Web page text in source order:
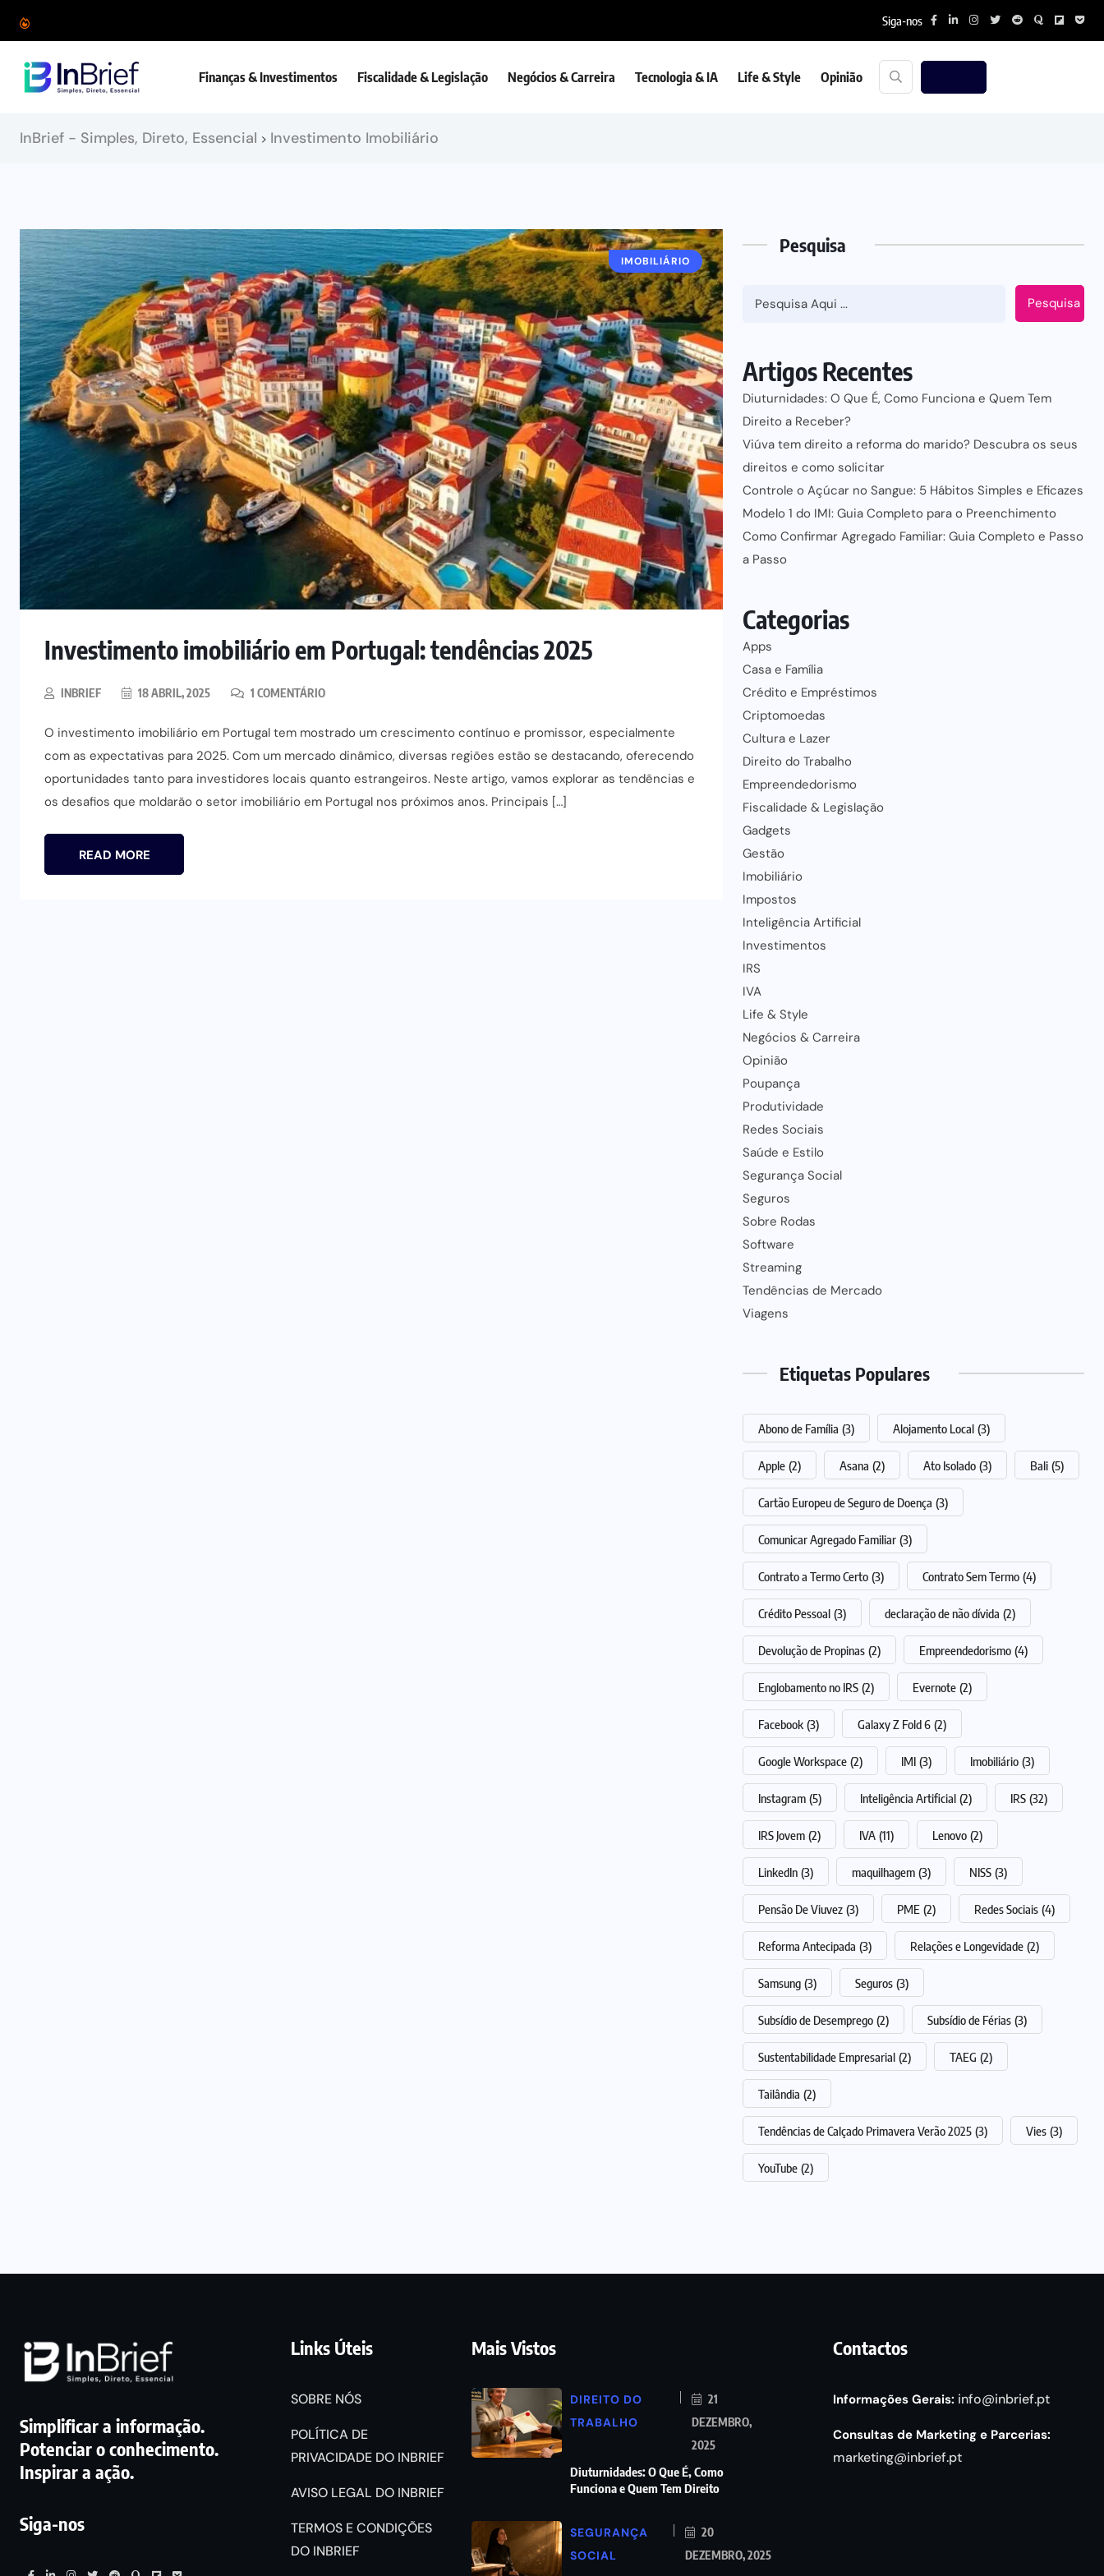
Siga-nos
Finanças & Investimentos Fiscalidade & Legislação Negócios & Carreira Tecnologia & IA Life & Style Opinião
InBrief - Simples, Direto, Essencial > Investimento Imobiliário
IMOBILIÁRIO
Investimento imobiliário em Portugal: tendências 2025
INBRIEF 18 ABRIL, 2025 1 COMENTÁRIO
O investimento imobiliário em Portugal tem mostrado um crescimento contínuo e promissor, especialmente
com as expectativas para 2025. Com um mercado dinâmico, diversas regiões estão se destacando, oferecendo
oportunidades tanto para investidores locais quanto estrangeiros. Neste artigo, vamos explorar as tendências e
os desafios que moldarão o setor imobiliário em Portugal nos próximos anos. Principais […]
READ MORE
Pesquisa
Pesquisa
Artigos Recentes
Diuturnidades: O Que É, Como Funciona e Quem Tem
Direito a Receber?
Viúva tem direito a reforma do marido? Descubra os seus
direitos e como solicitar
Controle o Açúcar no Sangue: 5 Hábitos Simples e Eficazes
Modelo 1 do IMI: Guia Completo para o Preenchimento
Como Confirmar Agregado Familiar: Guia Completo e Passo
a Passo
Categorias
Apps
Casa e Família
Crédito e Empréstimos
Criptomoedas
Cultura e Lazer
Direito do Trabalho
Empreendedorismo
Fiscalidade & Legislação
Gadgets
Gestão
Imobiliário
Impostos
Inteligência Artificial
Investimentos
IRS
IVA
Life & Style
Negócios & Carreira
Opinião
Poupança
Produtividade
Redes Sociais
Saúde e Estilo
Segurança Social
Seguros
Sobre Rodas
Software
Streaming
Tendências de Mercado
Viagens
Etiquetas Populares
Abono de Família (3) Alojamento Local (3)
Apple (2) Asana (2) Ato Isolado (3) Bali (5)
Cartão Europeu de Seguro de Doença (3)
Comunicar Agregado Familiar (3)
Contrato a Termo Certo (3) Contrato Sem Termo (4)
Crédito Pessoal (3) declaração de não dívida (2)
Devolução de Propinas (2) Empreendedorismo (4)
Englobamento no IRS (2) Evernote (2)
Facebook (3) Galaxy Z Fold 6 (2)
Google Workspace (2) IMI (3) Imobiliário (3)
Instagram (5) Inteligência Artificial (2) IRS (32)
IRS Jovem (2) IVA (11) Lenovo (2)
LinkedIn (3) maquilhagem (3) NISS (3)
Pensão De Viuvez (3) PME (2) Redes Sociais (4)
Reforma Antecipada (3) Relações e Longevidade (2)
Samsung (3) Seguros (3)
Subsídio de Desemprego (2) Subsídio de Férias (3)
Sustentabilidade Empresarial (2) TAEG (2)
Tailândia (2)
Tendências de Calçado Primavera Verão 2025 (3) Vies (3)
YouTube (2)
Simplificar a informação.
Potenciar o conhecimento.
Inspirar a ação.
Siga-nos
Links Úteis
SOBRE NÓS
POLÍTICA DE
PRIVACIDADE DO INBRIEF
AVISO LEGAL DO INBRIEF
TERMOS E CONDIÇÕES
DO INBRIEF
Mais Vistos
DIREITO DO
TRABALHO
21
DEZEMBRO,
2025
Diuturnidades: O Que É, Como
Funciona e Quem Tem Direito
SEGURANÇA
SOCIAL
20
DEZEMBRO, 2025
Contactos
Informações Gerais: info@inbrief.pt
Consultas de Marketing e Parcerias:
marketing@inbrief.pt